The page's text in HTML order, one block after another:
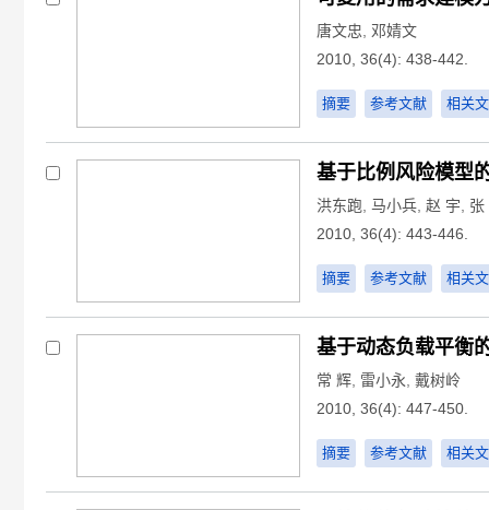
唐文忠
邓婧文
2010, 36(4): 438-442.
摘要 参考文献 相关
基于比例风险模型
洪东跑 马小兵 赵 宇
张
2010, 36(4): 443-446.
摘要 参考文献 相关
基于动态负载平衡
常 辉 雷小永 戴树岭
2010, 36(4): 447-450.
摘要 参考文献 相关